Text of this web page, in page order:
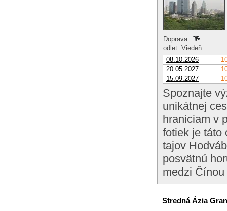
Doprava:
odlet: Viedeň
08.10.2026
20.05.2027
15.09.2027
Spoznajte
unikátnej
hraniciam v
fotiek je táto
tajov
posvätnú
medzi
Stredná Ázia